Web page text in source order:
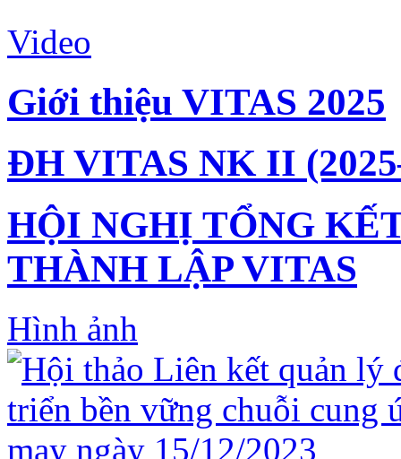
Video
Giới thiệu VITAS 2025
ĐH VITAS NK II
HỘI NGHỊ TỔNG
THÀNH LẬP VITAS
Hình ảnh